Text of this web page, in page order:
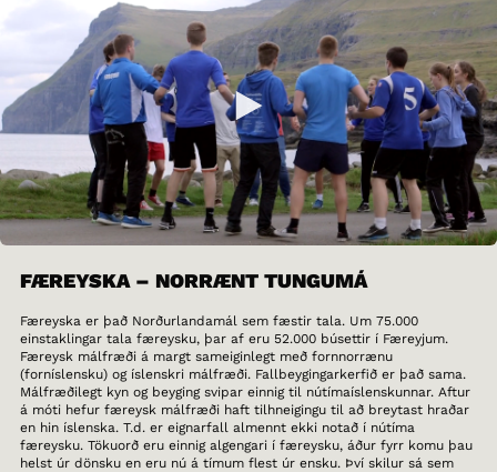
FÆREYSKA – NORRÆNT TUNGUMÁ
Færeyska er það Norðurlandamál sem fæstir tala. Um 75.000
einstaklingar tala færeysku, þar af eru 52.000 búsettir í Færeyjum.
Færeysk málfræði á margt sameiginlegt með fornnorrænu
(forníslensku) og íslenskri málfræði. Fallbeygingarkerfið er það sama.
Málfræðilegt kyn og beyging svipar einnig til nútímaíslenskunnar. Aftur
á móti hefur færeysk málfræði haft tilhneigingu til að breytast hraðar
en hin íslenska. T.d. er eignarfall almennt ekki notað í nútíma
færeysku. Tökuorð eru einnig algengari í færeysku, áður fyrr komu þau
helst úr dönsku en eru nú á tímum flest úr ensku. Því skilur sá sem